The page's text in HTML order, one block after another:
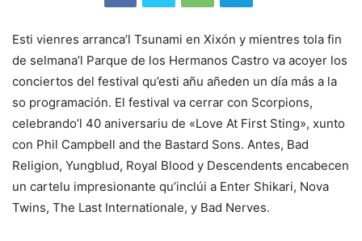
Esti vienres arranca’l Tsunami en Xixón y mientres tola fin
de selmana’l Parque de los Hermanos Castro va acoyer los
conciertos del festival qu’esti añu añeden un día más a la
so programación. El festival va cerrar con Scorpions,
celebrando’l 40 aniversariu de «Love At First Sting», xunto
con Phil Campbell and the Bastard Sons. Antes, Bad
Religion, Yungblud, Royal Blood y Descendents encabecen
un cartelu impresionante qu’inclúi a Enter Shikari, Nova
Twins, The Last Internationale, y Bad Nerves.